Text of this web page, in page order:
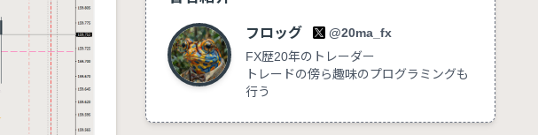
フロッグ
@20ma_fx
FX歴20年のトレーダー
トレードの傍ら趣味のプログラミングも
行う